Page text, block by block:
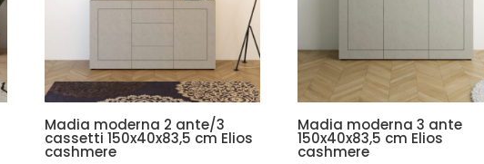
Madia moderna 2 ante/3
cassetti 150x40x83,5 cm Elios
cashmere
Madia moderna 3 ante
150x40x83,5 cm Elios
cashmere